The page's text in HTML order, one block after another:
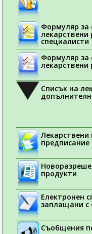
Формуляр за
специалисти
Формуляр за
Списък на
Лекарствени
предписание
продукти
Електронен
заплащани с
Съобщения